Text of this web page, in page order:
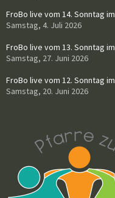
FroBo live vom 14. Sonntag
Samstag, 4. Juli 2026
FroBo live vom 13. Sonntag
Samstag, 27. Juni 2026
FroBo live vom 12. Sonntag
Samstag, 20. Juni 2026